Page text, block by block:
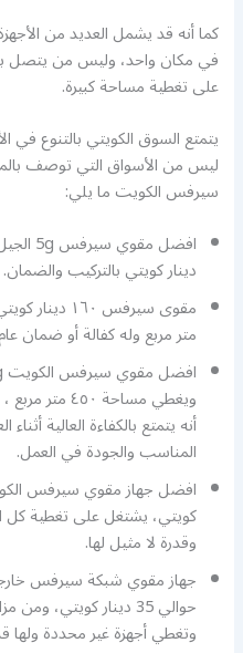
كما أنه قد يشمل العديد من
في مكان واحد، وليس من يتصل
على تغطية مساحة كبيرة.
يتمتع السوق الكويتي بالتنوع
ليس من الأسواق التي توصف
سيرفس الكويت ما يلي:
دينار كويتي بالتركيب والضمان.
متر مربع وله كفالة أو ضمان
ويغطي مساحة
أنه يتمتع بالكفاءة العالية
المناسب والجودة في العمل.
كويتي، يشتغل على تغطية كل
وقدرة لا مثيل لها.
حوالي 35 دينار كويتي،
وتغطي أجهزة غير محددة ولها